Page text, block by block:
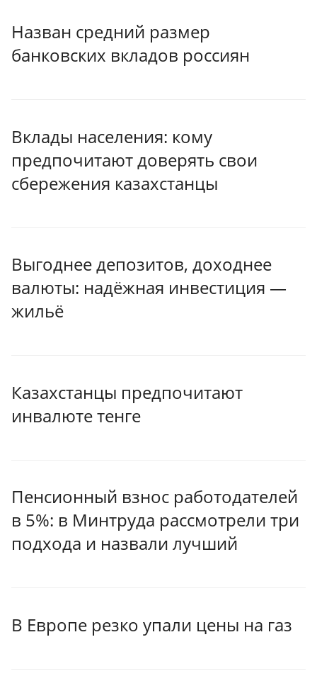
Назван средний размер
банковских вкладов россиян
Вклады населения: кому
предпочитают доверять свои
сбережения казахстанцы
Выгоднее депозитов, доходнее
валюты: надёжная инвестиция —
жильё
Казахстанцы предпочитают
инвалюте тенге
Пенсионный взнос работодателей
в 5%: в Минтруда рассмотрели три
подхода и назвали лучший
В Европе резко упали цены на газ